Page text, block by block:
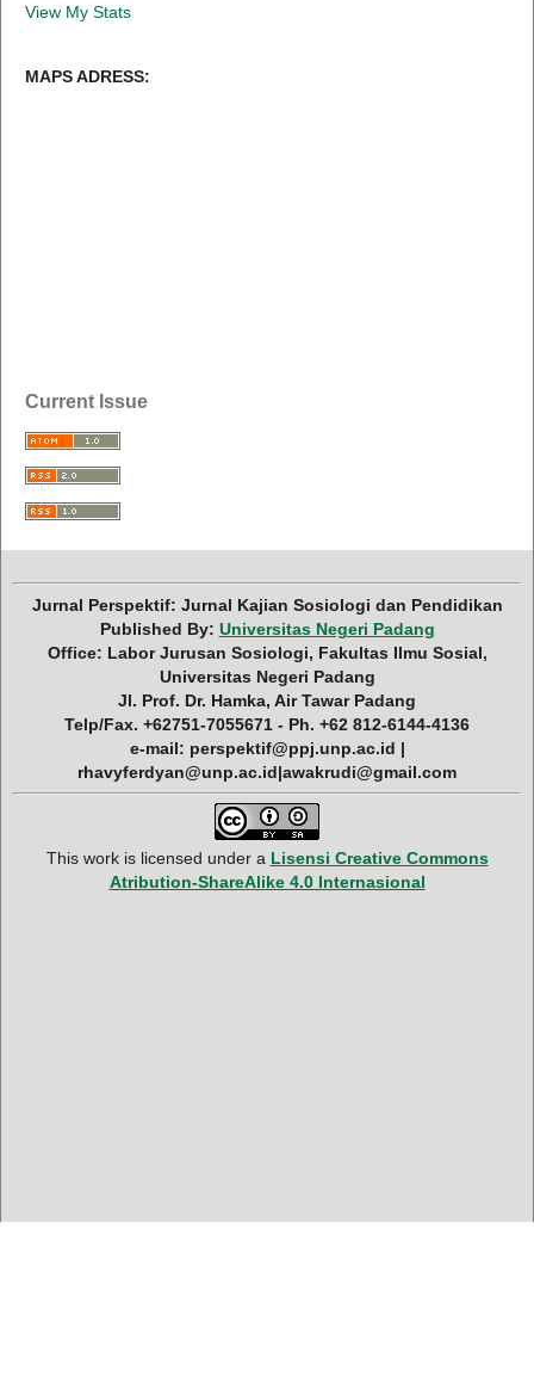
View My Stats
MAPS ADRESS:
Current Issue
Jurnal Perspektif: Jurnal Kajian Sosiologi dan Pendidikan
Published By: Universitas Negeri Padang
Office: Labor Jurusan Sosiologi, Fakultas Ilmu Sosial,
Universitas Negeri Padang
Jl. Prof. Dr. Hamka, Air Tawar Padang
Telp/Fax. +62751-7055671 - Ph. +62 812-6144-4136
e-mail: perspektif@ppj.unp.ac.id |
rhavyferdyan@unp.ac.id|awakrudi@gmail.com
This work is licensed under a Lisensi Creative Commons
Atribution-ShareAlike 4.0 Internasional